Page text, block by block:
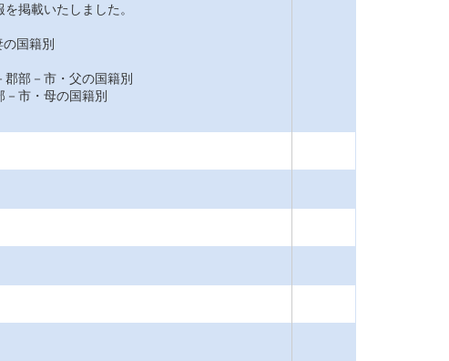
掲載いたしました。
国籍別
－市・父の国籍別
市・母の国籍別